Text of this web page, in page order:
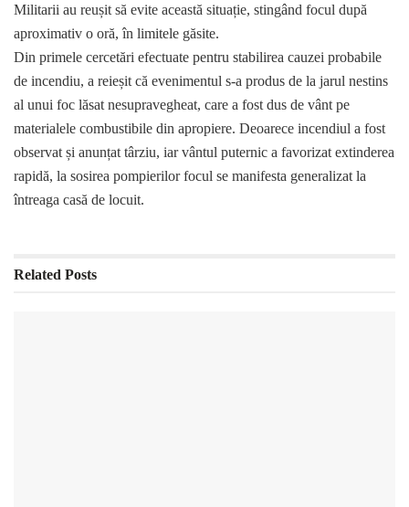
Militarii au reușit să evite această situație, stingând focul după
aproximativ o oră, în limitele găsite.
Din primele cercetări efectuate pentru stabilirea cauzei probabile
de incendiu, a reieșit că evenimentul s-a produs de la jarul nestins
al unui foc lăsat nesupravegheat, care a fost dus de vânt pe
materialele combustibile din apropiere. Deoarece incendiul a fost
observat și anunțat târziu, iar vântul puternic a favorizat extinderea
rapidă, la sosirea pompierilor focul se manifesta generalizat la
întreaga casă de locuit.
Related Posts